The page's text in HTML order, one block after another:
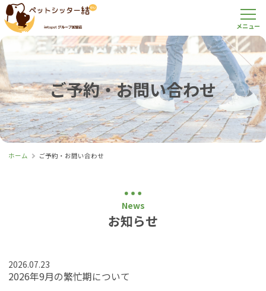
ご予約・お問い合わせ
ホーム ご予約・お問い合わせ
News
お知らせ
2026.07.23
2026年9月の繁忙期について